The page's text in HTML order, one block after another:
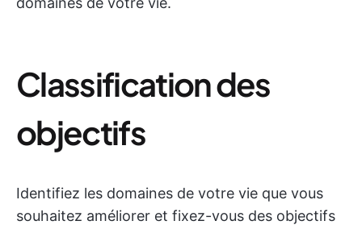
Classification des
objectifs
Identifiez les domaines de votre vie que vous
souhaitez améliorer et fixez-vous des objectifs